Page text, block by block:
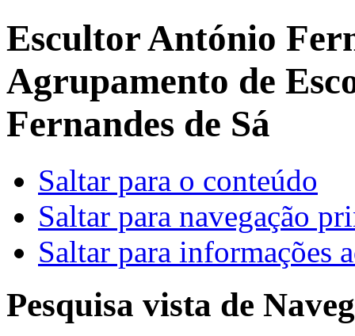
Escultor António
Agrupamento de
Fernandes de Sá
Saltar para o conteúdo
Saltar para navegação
Saltar para informações
Pesquisa vista de